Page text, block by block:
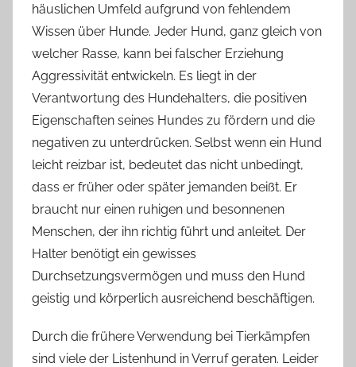
häuslichen Umfeld aufgrund von fehlendem
Wissen über Hunde. Jeder Hund, ganz gleich von
welcher Rasse, kann bei falscher Erziehung
Aggressivität entwickeln. Es liegt in der
Verantwortung des Hundehalters, die positiven
Eigenschaften seines Hundes zu fördern und die
negativen zu unterdrücken. Selbst wenn ein Hund
leicht reizbar ist, bedeutet das nicht unbedingt,
dass er früher oder später jemanden beißt. Er
braucht nur einen ruhigen und besonnenen
Menschen, der ihn richtig führt und anleitet. Der
Halter benötigt ein gewisses
Durchsetzungsvermögen und muss den Hund
geistig und körperlich ausreichend beschäftigen.
Durch die frühere Verwendung bei Tierkämpfen
sind viele der Listenhund in Verruf geraten. Leider